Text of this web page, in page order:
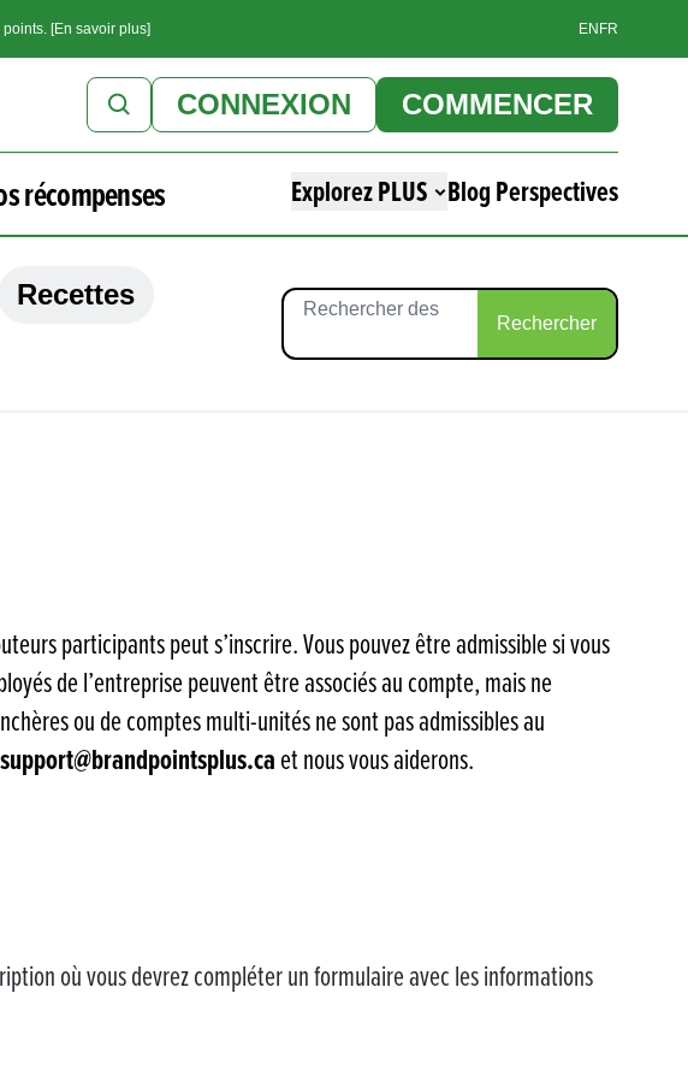
[En savoir plus] EN FR
CONNEXION COMMENCER
récompenses Explorez PLUS Blog Perspectives
Rechercher
Recettes
participants peut s’inscrire. Vous pouvez être admissible si vous
de l’entreprise peuvent être associés au compte, mais ne
ou de comptes multi-unités ne sont pas admissibles au
support@brandpointsplus.caet nous vous aiderons.
où vous devrez compléter un formulaire avec les informations